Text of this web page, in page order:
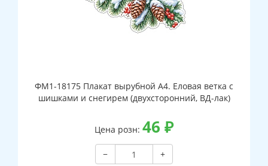
ФМ1-18175 Плакат вырубной А4. Еловая ветка с
шишками и снегирем (двухсторонний, ВД-лак)
Цена розн: 46 ₽
−
+